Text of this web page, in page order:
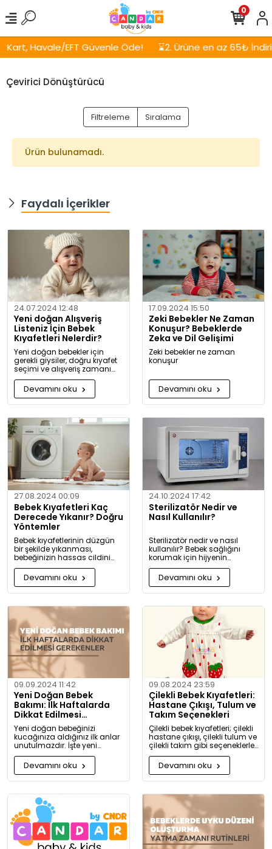
Havale/EFT Güvenle Öde! ⌛2. Ürüne en az 65₺
0
Çevirici Dönüştürücü
Filtreleme Sıralama
Ürün bulunamadı.
Faydalı İçerikler
24.07.2024 12:48
Yeni doğan Alışveriş
Listeniz İçin Bebek
Kıyafetleri Nelerdir?
Yeni doğan bebekler için
gerekli giysiler, doğru kıyafet
seçimi ve alışveriş zamanı
hakkında kapsamlı bilgiler ve
tavsiyeler.
Devamını oku
17.09.2024 15:50
Zeki Bebekler Ne Zaman
Konuşur? Bebeklerde
Zeka ve Dil Gelişimi
Zeki bebekler ne zaman
konuşur
Devamını oku
27.08.2024 00:09
Bebek Kıyafetleri Kaç
Derecede Yıkanır? Doğru
Yöntemler
Bebek kıyafetlerinin düzgün
bir şekilde yıkanması,
bebeğinizin hassas cildini
korumak için oldukça
önemlidir. Bu rehberde, bebek
giysilerinizi nasıl ve hangi
koşullarda yıkamanız
bilgiler bulacaksınız.
Devamını oku
24.10.2024 17:42
Sterilizatör Nedir ve
Nasıl Kullanılır?
Sterilizatör nedir ve nasıl
kullanılır? Bebek sağlığını
korumak için hijyenin
önemini keşfedin. Buharlı ve
UV sterilizatörlerle mikroplara
karşı tam koruma!
Devamını oku
09.09.2024 11:42
Yeni Doğan Bebek
Bakımı: İlk Haftalarda
Dikkat Edilmesi
Gerekenler
Yeni doğan bebeğinizi
kucağınıza aldığınız ilk anlar
unutulmazdır. İşte yeni
doğan bebek bakımında
dikkat etmeniz gerekenler:
Devamını oku
09.08.2024 23:59
Çilekli Bebek Kıyafetleri:
Hastane Çıkışı, Tulum ve
Takım Seçenekleri
Çilekli bebek kıyafetleri; çilekli
hastane çıkışı, çilekli tulum ve
çilekli takım gibi seçeneklerle
bebeğinize tatlılık katıyor. Kız
ve erkek bebekler için özel
tasarlanmış, organik
pamuktan üretilmiş şık ve
Devamını oku